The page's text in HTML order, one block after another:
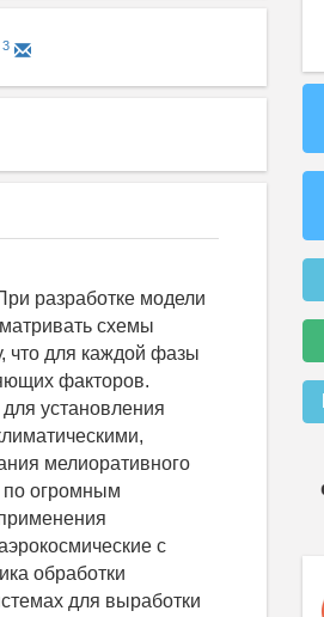
3
разработке модели
схемы
что для каждой фазы
факторов.
установления
мелиоративного
по огромным
с
обработки
для выработки